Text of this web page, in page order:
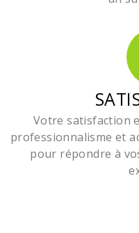
Votre satisfaction
professionnalisme et
pour répondre à